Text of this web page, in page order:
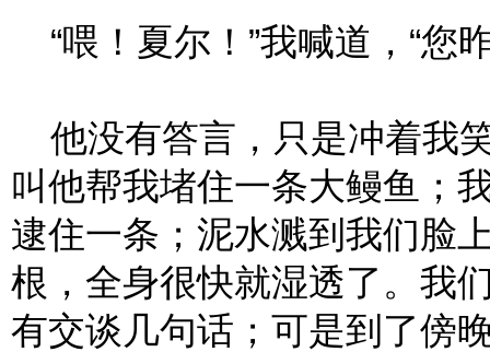
“喂！夏尔！”我喊道，“您
他没有答言，只是冲着我
叫他帮我堵住一条大鳗鱼；
逮住一条；泥水溅到我们脸
根，全身很快就湿透了。我
有交谈几句话；可是到了傍